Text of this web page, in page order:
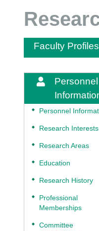
Faculty Profiles
Personnel
◆ Personnel
◆ Research Interests
◆ Research Areas
◆ Education
◆ Research History
◆
Professional
Memberships
◆
Committee